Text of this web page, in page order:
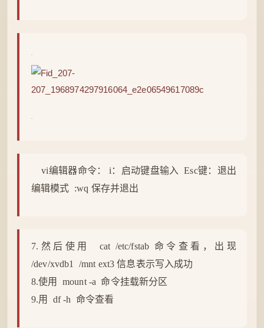
vi编辑器命令： i：启动键盘输入 Esc键：退出
编辑模式 :wq 保存并退出
7.然后使用 cat /etc/fstab 命令查看，出现
/dev/xvdb1 /mnt ext3 信息表示写入成功
8.使用 mount -a 命令挂载新分区
9.用 df -h 命令查看